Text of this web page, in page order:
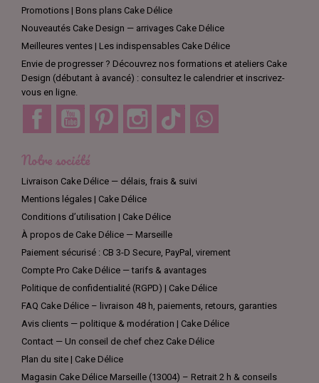
Promotions | Bons plans Cake Délice
Nouveautés Cake Design — arrivages Cake Délice
Meilleures ventes | Les indispensables Cake Délice
Envie de progresser ? Découvrez nos formations et ateliers Cake
Design (débutant à avancé) : consultez le calendrier et inscrivez-
vous en ligne.
Facebook YouTube Pinterest Instagram TikTok
Notre société
Livraison Cake Délice — délais, frais & suivi
Mentions légales | Cake Délice
Conditions d’utilisation | Cake Délice
À propos de Cake Délice — Marseille
Paiement sécurisé : CB 3-D Secure, PayPal, virement
Compte Pro Cake Délice — tarifs & avantages
Politique de confidentialité (RGPD) | Cake Délice
FAQ Cake Délice – livraison 48 h, paiements, retours, garanties
Avis clients — politique & modération | Cake Délice
Contact — Un conseil de chef chez Cake Délice
Plan du site | Cake Délice
Magasin Cake Délice Marseille (13004) – Retrait 2 h & conseils